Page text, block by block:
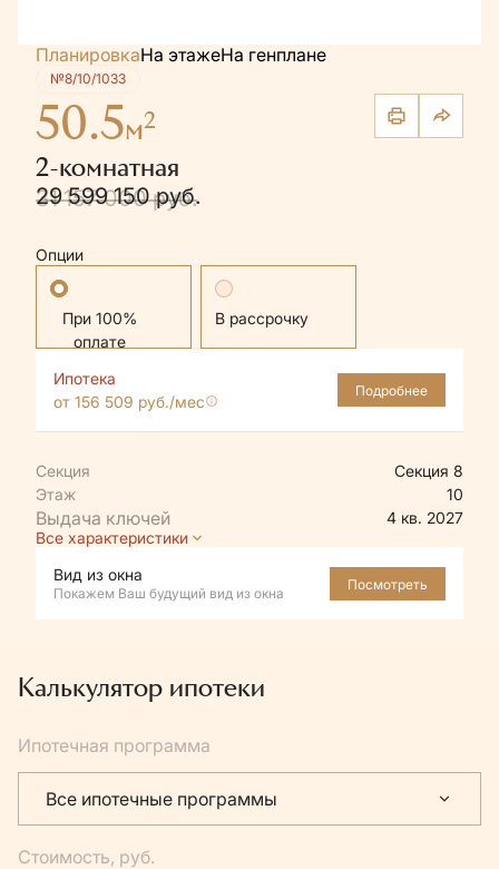
ПланировкаНа этажеНа генплане
№8/10/1033
50.5м2
2-комнатная
31 157 000 руб.
29 599 150 руб.
Опции
Стандартная В рассрочку
Ипотека
от 156 509 руб./мес
Подробнее
Секция
Секция 8
Этаж
10
4 кв. 2027
Все характеристики
Вид из окна
Покажем Ваш будущий вид из окна
Посмотреть
Калькулятор ипотеки
Ипотечная программа
Все ипотечные программы
Стоимость, руб.